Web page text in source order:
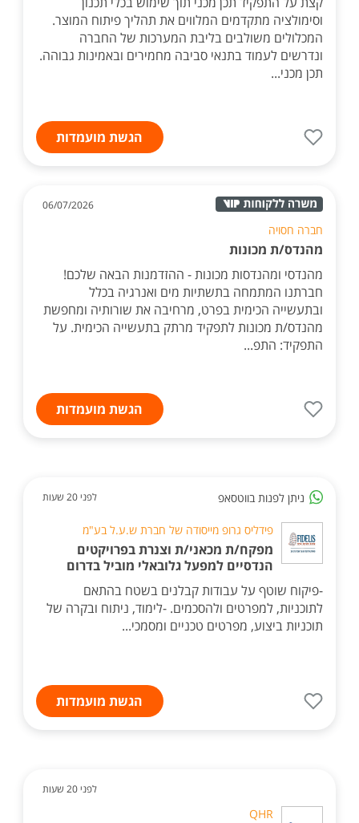
וסימולציה מתקדמים המלווים את תהליך פיתוח המוצר.
המכלולים משולבים בליבת המערכות של החברה
ונדרשים לעמוד בתנאי סביבה מחמירים ובאמינות גבוהה.
תכן מכני...
הגשת מועמדות
06/07/2026
חברה חסויה
מהנדס/ת מכונות
מהנדסי ומהנדסות מכונות - ההזדמנות הבאה שלכם!
חברתנו המתמחה בתשתיות מים ואנרגיה בכלל
ובתעשייה הכימית בפרט, מרחיבה את שורותיה ומחפשת
מהנדס/ת מכונות לתפקיד מרתק בתעשייה הכימית. על
התפקיד: התפ...
הגשת מועמדות
ניתן לפנות בווטסאפ לפני 20 שעות
פידליס גרופ מייסודה של חברת ש.ע.ל בע"מ
מפקח/ת מכאני/ת וצנרת בפרויקטים
הנדסיים למפעל גלובאלי מוביל בדרום
-פיקוח שוטף על עבודות קבלנים בשטח בהתאם
לתוכניות, למפרטים ולהסכמים. -לימוד, ניתוח ובקרה של
תוכניות ביצוע, מפרטים טכניים ומסמכי...
הגשת מועמדות
לפני 20 שעות
QHR